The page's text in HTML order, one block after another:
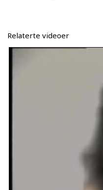
Relaterte videoer